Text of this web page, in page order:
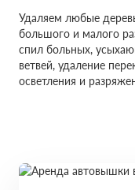
Удаляем любые
большого и малого
спил больных,
ветвей, удаление
осветления и